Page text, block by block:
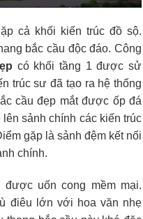
cả khối kiến trúc đồ sộ.
bắc cầu độc đáo. Công
có khối tầng 1 được sử
trúc sư đã tạo ra hệ thống
cầu đẹp mắt được ốp đá
sảnh chính các kiến trúc
gặp là sảnh đệm kết nối
chính.
uốn cong mềm mại.
điêu lớn với hoa văn nhẹ